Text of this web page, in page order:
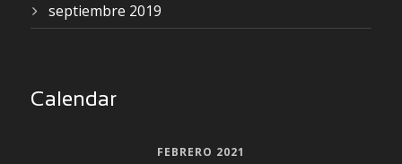
septiembre 2019
Calendar
FEBRERO 2021